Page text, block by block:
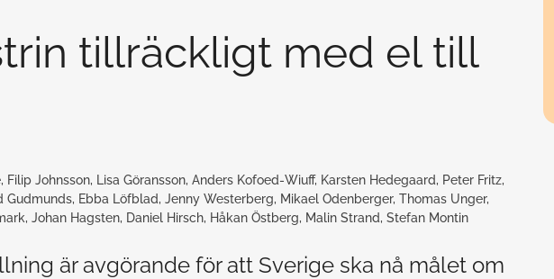
tillräckligt med el till
Filip Johnsson, Lisa Göransson, Anders Kofoed-Wiuff, Karsten Hedegaard, Peter Fritz,
Gudmunds, Ebba Löfblad, Jenny Westerberg, Mikael Odenberger, Thomas Unger,
Johan Hagsten, Daniel Hirsch, Håkan Östberg, Malin Strand, Stefan Montin
är avgörande för att Sverige ska nå målet om